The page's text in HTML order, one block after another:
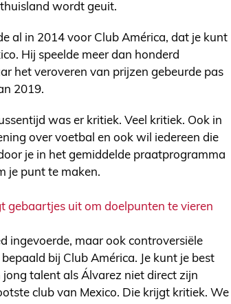
wordt geuit.
al in 2014 voor Club América, dat je kunt
Hij speelde meer dan honderd
het veroveren van prijzen gebeurde pas
2019.
was er kritiek. Veel kritiek. Ook in
over voetbal en ook wil iedereen die
je in het gemiddelde praatprogramma
je punt te maken.
gebaartjes uit om doelpunten te vieren
ingevoerde, maar ook controversiële
bij Club América. Je kunt je best
talent als Álvarez niet direct zijn
club van Mexico. Die krijgt kritiek. We